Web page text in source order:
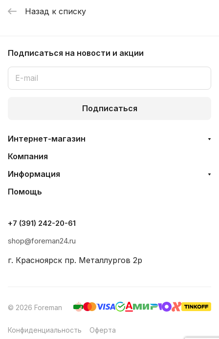
Назад к списку
Подписаться на новости и акции
Подписаться
Интернет-магазин
Компания
Информация
Помощь
+7 (391) 242-20-61
shop@foreman24.ru
г. Красноярск пр. Металлургов 2р
© 2026 Foreman
Конфиденциальность Оферта